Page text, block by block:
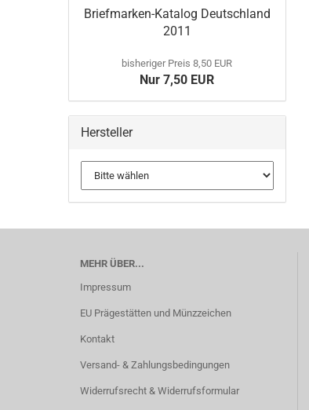
Briefmarken-​Katalog Deutsch­land
2011
bisheriger Preis 8,50 EUR
Nur 7,50 EUR
Hersteller
MEHR ÜBER...
Impressum
EU Prägestätten und Münzzeichen
Kontakt
Versand- & Zahlungsbedingungen
Widerrufsrecht & Widerrufsformular